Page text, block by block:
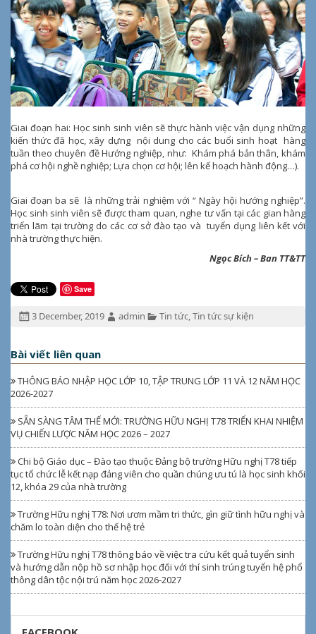
Giai đoạn hai: Học sinh sinh viên sẽ thực hành việc vận dụng những
kiến thức đã học, xây dựng nội dung cho các buổi sinh hoạt hàng
tuần theo chuyên đề Hướng nghiệp, như: Khám phá bản thân, khám
phá cơ hội nghề nghiệp; Lựa chọn cơ hội; lên kế hoạch hành động…).
Giai đoạn ba sẽ là những trải nghiệm với “ Ngày hội hướng nghiệp”.
Học sinh sinh viên sẽ được tham quan, nghe tư vấn tại các gian hàng
triển lãm tại trường do các cơ sở đào tạo và tuyển dụng liên kết với
nhà trường thực hiện.
Ngọc Bích – Ban TT&TT
Save
Đăng
3 December, 2019
Tác
admin
Chuyên
Tin tức,Tin tức sự kiện
Bài viết liên quan
THÔNG BÁO NHẬP HỌC LỚP 10, TẬP TRUNG LỚP 11 VÀ 12 NĂM HỌC
2026-2027
SẴN SÀNG TÂM THẾ MỚI: TRƯỜNG HỮU NGHỊ T78 TRIỂN KHAI NHIỆM
VỤ CHIẾN LƯỢC NĂM HỌC 2026 – 2027
Chi bộ Giáo dục – Đào tạo thuộc Đảng bộ trường Hữu nghị T78 tiếp
tục tổ chức lễ kết nạp đảng viên cho quần chúng ưu tú là học sinh khối
12, khóa 29 của nhà trường
Trường Hữu nghị T78: Nơi ươm mầm tri thức, gìn giữ tình hữu nghị và
chăm lo toàn diện cho thế hệ trẻ
Trường Hữu nghị T78 thông báo về việc tra cứu kết quả tuyển sinh
và hướng dẫn nộp hồ sơ nhập học đối với thí sinh trúng tuyển hệ phổ
thông dân tộc nội trú năm học 2026-2027